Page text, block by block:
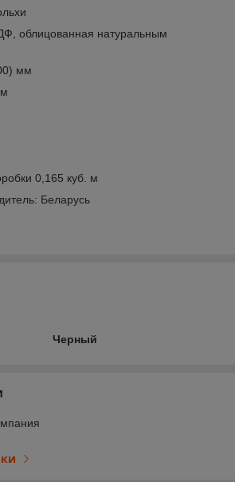
облицованная натуральным
мм
0,165 куб. м
Беларусь
Черный